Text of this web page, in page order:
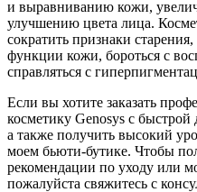
и выравниванию кожи,
улучшению цвета лица.
сократить признаки
функции кожи, бороться с
справляться с
Если вы хотите заказать
косметику Genosys с
а также получить высокий
моем бьюти-бутике. Чтобы
рекомендации по уходу или
пожалуйста свяжитесь с